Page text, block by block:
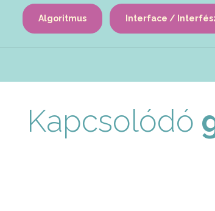
Algoritmus Interface /
Kapcsolódó